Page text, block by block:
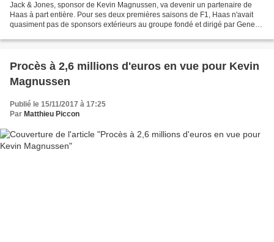
Jack & Jones, sponsor de Kevin Magnussen, va devenir un partenaire de
Haas à part entière. Pour ses deux premières saisons de F1, Haas n'avait
quasiment pas de sponsors extérieurs au groupe fondé et dirigé par Gene
Procès à 2,6 millions d'euros en vue pour Kevin
Magnussen
Publié le 15/11/2017 à 17:25
Par Matthieu Piccon